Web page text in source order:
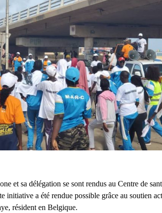
et sa délégation se sont rendus au Centre de
initiative a été rendue possible grâce au soutien
résident en Belgique.